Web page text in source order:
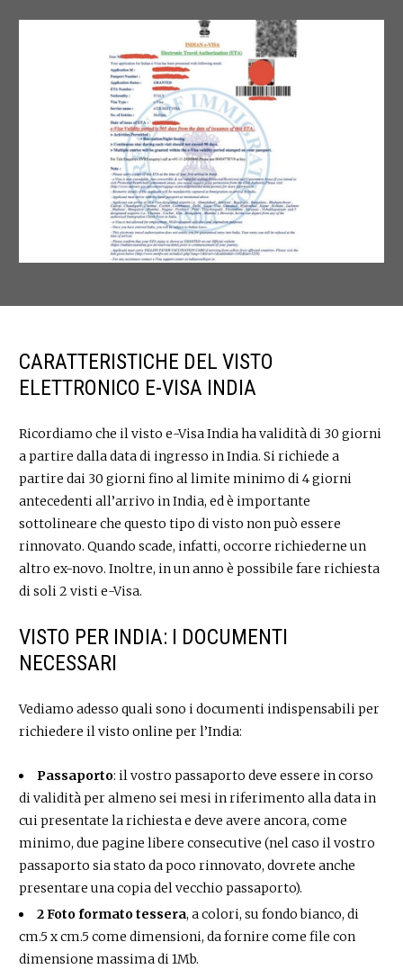
CARATTERISTICHE DEL VISTO
ELETTRONICO E-VISA INDIA
Ricordiamo che il visto e-Visa India ha validità di 30 giorni
a partire dalla data di ingresso in India. Si richiede a
partire dai 30 giorni fino al limite minimo di 4 giorni
antecedenti all’arrivo in India, ed è importante
sottolineare che questo tipo di visto non può essere
rinnovato. Quando scade, infatti, occorre richiederne un
altro ex-novo. Inoltre, in un anno è possibile fare richiesta
di soli 2 visti e-Visa.
VISTO PER INDIA: I DOCUMENTI
NECESSARI
Vediamo adesso quali sono i documenti indispensabili per
richiedere il visto online per l’India:
Passaporto: il vostro passaporto deve essere in corso
di validità per almeno sei mesi in riferimento alla data in
cui presentate la richiesta e deve avere ancora, come
minimo, due pagine libere consecutive (nel caso il vostro
passaporto sia stato da poco rinnovato, dovrete anche
presentare una copia del vecchio passaporto).
2 Foto formato tessera, a colori, su fondo bianco, di
cm.5 x cm.5 come dimensioni, da fornire come file con
dimensione massima di 1Mb.